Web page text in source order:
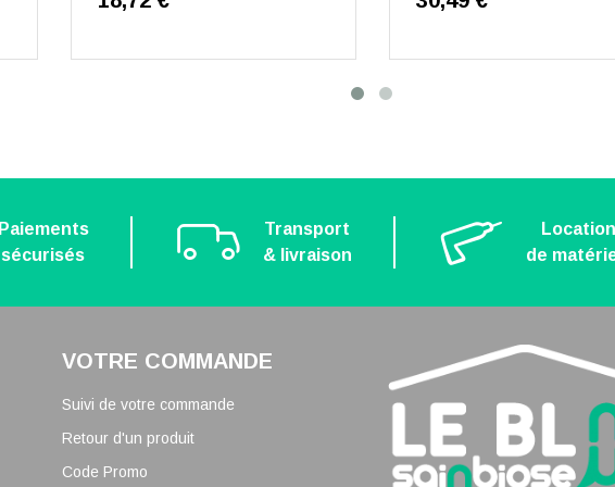
Paiements
sécurisés
Transport
& livraison
Location
de
VOTRE COMMANDE
Suivi de votre commande
Retour d'un produit
Code Promo